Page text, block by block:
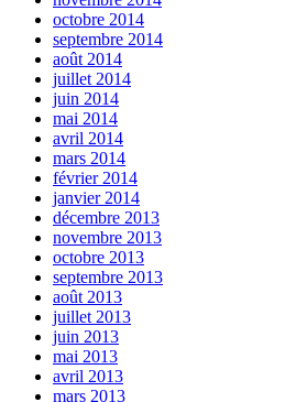
octobre 2014
septembre 2014
août 2014
juillet 2014
juin 2014
mai 2014
avril 2014
mars 2014
février 2014
janvier 2014
décembre 2013
novembre 2013
octobre 2013
septembre 2013
août 2013
juillet 2013
juin 2013
mai 2013
avril 2013
mars 2013